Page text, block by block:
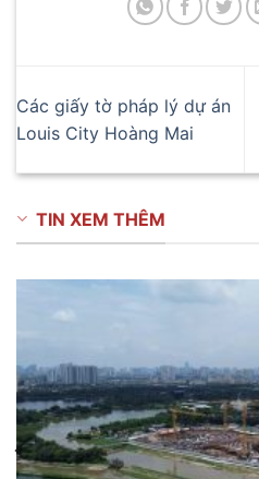
Các giấy tờ pháp lý dự án
Louis City Hoàng Mai
TIN XEM THÊM